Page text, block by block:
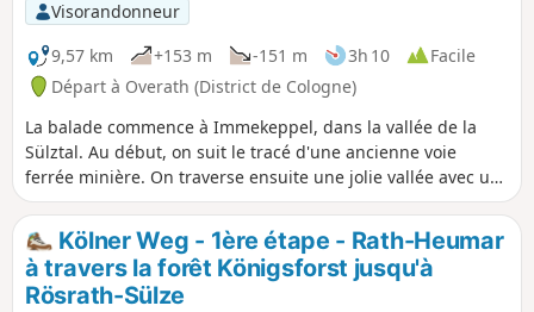
Visorandonneur
9,57 km
+153 m -151 m 3h 10
Facile
Départ à Overath (District de Cologne)
La balade commence à Immekeppel, dans la vallée de la
Sülztal. Au début, on suit le tracé d'une ancienne voie
ferrée minière. On traverse ensuite une jolie vallée avec un
ruisseau, passe par Dresherscheid, puis Wildphal et
Oberkühlheim. On repasse ensuite par Obersteeg pour
revenir au point de départ.
Kölner Weg - 1ère étape - Rath-Heumar
à travers la forêt Königsforst jusqu'à
Rösrath-Sülze